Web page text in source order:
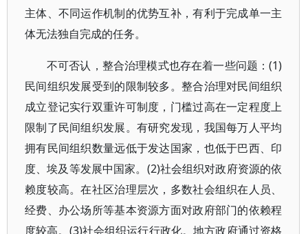
主体、不同运作机制的优势互补，有利于完成单一主
体无法独自完成的任务。
不可否认，整合治理模式也存在着一些问题：(1)
民间组织发展受到的限制较多。整合治理对民间组织
成立登记实行双重许可制度，门槛过高在一定程度上
限制了民间组织发展。有研究发现，我国每万人平均
拥有民间组织数量远低于发达国家，也低于巴西、印
度、埃及等发展中国家。(2)社会组织对政府资源的依
赖度较高。在社区治理层次，多数社会组织在人员、
经费、办公场所等基本资源方面对政府部门的依赖程
度较高。(3)社会组织运行行政化。地方政府通过资格